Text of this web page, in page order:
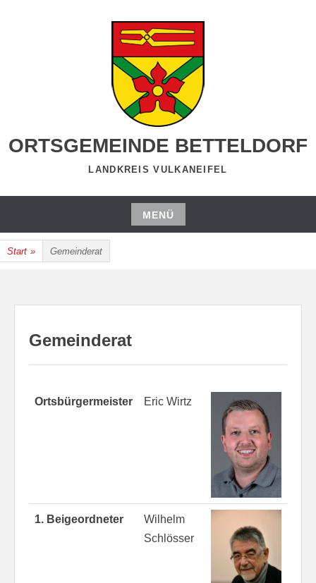
ORTSGEMEINDE BETTELDORF
LANDKREIS VULKANEIFEL
MENÜ
Zum
Inhalt
Start » Gemeinderat
Gemeinderat
Ortsbürgermeister Eric Wirtz
1. Beigeordneter
Wilhelm
Schlösser